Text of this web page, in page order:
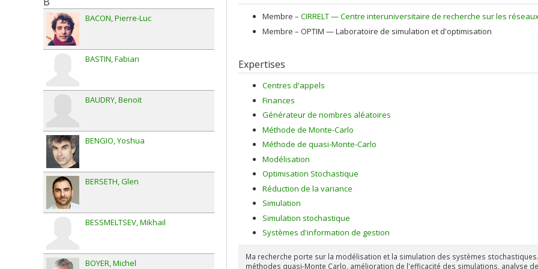
Le professeur L’Écuyer a reçu le prix du mérite de la Société Canadienne de
ses contributions. En 2011, il se voit attribuer le Distinguished Service Award de
qui souligne l’excellence et le rayonnement des travaux et des actions de son
mathématiques, de l’informatique ou du génie. Il reçoit également la bourse de
Conseil de Recherche en Sciences Naturelles et en Génie du Canada de 1995 à
Membre – CIRRELT — Centre interuniversitaire de recherche sur les
Membre – OPTIM — Laboratoire de simulation et d'optimisation
Expertises
Centres d'appels
Finances
Générateur de nombres aléatoires
Méthode de Monte-Carlo
Méthode de quasi-Monte-Carlo
Modélisation
Optimisation Stochastique
Réduction de la variance
Simulation
Simulation stochastique
Systèmes d'information de gestion
Ma recherche porte sur la modélisation et la simulation des systèmes
méthodes quasi-Monte Carlo, amélioration de l'efficacité des simulations, analyse
BACON Pierre-Luc
BASTIN Fabian
BAUDRY Benoit
BENGIO Yoshua
BERSETH Glen
BESSMELTSEV Mikhail
BOYER Michel